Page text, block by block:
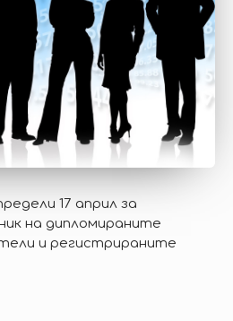
17 април за
на дипломираните
и регистрираните